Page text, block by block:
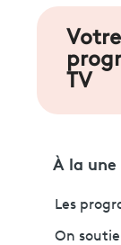
Votre
TV
À la une
Les
On